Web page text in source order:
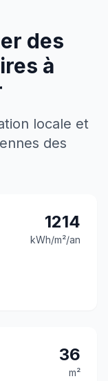
des
à
locale et
des
1214
kWh/m²/an
36
m²